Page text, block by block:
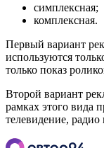
симплексная;
комплексная.
Первый вариант
используются
только показ
Второй вариант
рамках этого вида
телевидение,